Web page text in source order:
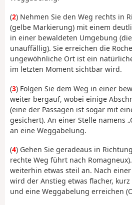
(2) Nehmen Sie den Weg rechts in
(gelbe Markierung) mit einem
in einer bewaldeten Umgebung
unauffällig). Sie erreichen die
ungewöhnliche Ort ist ein
im letzten Moment sichtbar wird.
(3) Folgen Sie dem Weg in einer
weiter bergauf, wobei einige
(eine der Passagen ist sogar mit
gesichert). An einer Stelle namens
an eine Weggabelung.
(4) Gehen Sie geradeaus in
rechte Weg führt nach
weiterhin etwas steil an. Nach
wird der Anstieg etwas flacher, kurz
und eine Weggabelung erreichen